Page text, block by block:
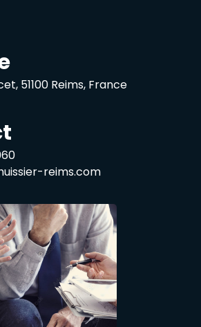
51100 Reims, France
reims.com